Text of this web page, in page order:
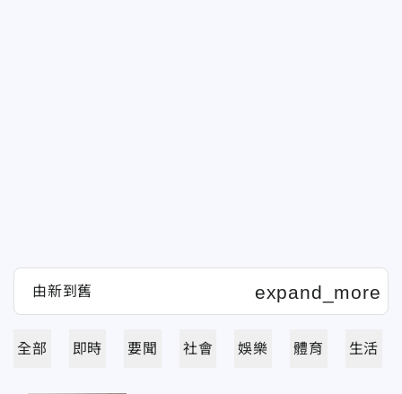
全部 即時 要聞 社會 娛樂 體育 生活